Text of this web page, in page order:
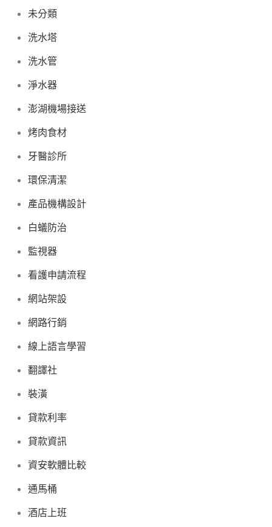
未分類
洗水塔
洗水管
淨水器
澎湖機場接送
烤肉食材
牙醫診所
環保清潔
產品機構設計
白蟻防治
監視器
看護申請流程
網站架設
網路行銷
線上語言學習
翻譯社
裝潢
貸款利率
貸款資訊
資安軟體比較
通馬桶
酒店上班